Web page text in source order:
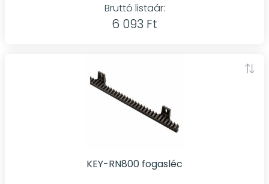
Bruttó listaár:
6 093 Ft
KEY-RN800 fogasléc